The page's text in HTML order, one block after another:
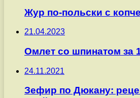
Жур по-польски с
21.04.2023
Омлет со шпинатом за
24.11.2021
Зефир по Дюкану: